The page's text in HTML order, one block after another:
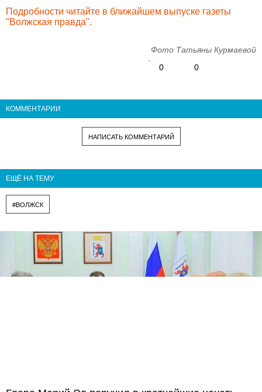
Подробности читайте в ближайшем выпуске газеты
"Волжская правда".
Фото Татьяны Курмаевой
0
0
КОММЕНТАРИИ
НАПИСАТЬ КОММЕНТАРИЙ
ЕЩЁ НА ТЕМУ
#ВОЛЖСК